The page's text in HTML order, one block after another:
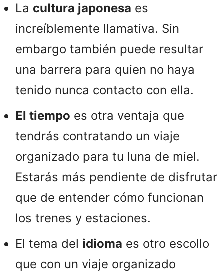
La cultura japonesa es
increíblemente llamativa. Sin
embargo también puede resultar
una barrera para quien no haya
tenido nunca contacto con ella.
El tiempo es otra ventaja que
tendrás contratando un viaje
organizado para tu luna de miel.
Estarás más pendiente de disfrutar
que de entender cómo funcionan
los trenes y estaciones.
El tema del idioma es otro escollo
que con un viaje organizado